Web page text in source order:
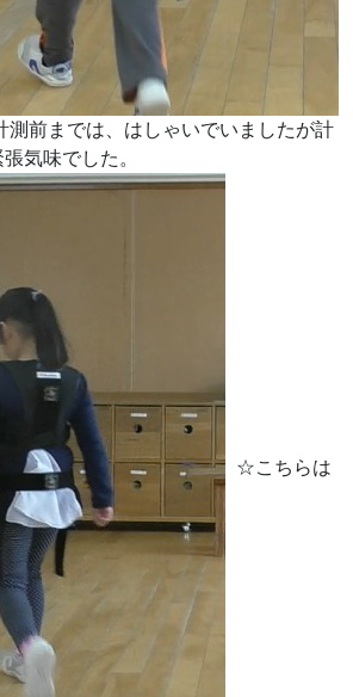
前までは、はしゃいでいましたが計
気味でした。
☆こちらは